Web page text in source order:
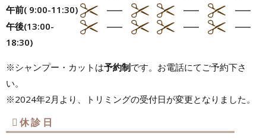
午前( 9:00-11:30)
午後(13:00-
18:30)
※シャンプー・カットは予約制です。お電話にてご予約下さ
い。
※2024年2月より、トリミングの受付日が変更となりました。
休診日